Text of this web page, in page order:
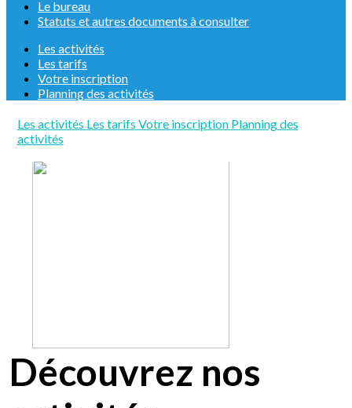
Le bureau
Statuts et autres documents à consulter
Les activités
Les tarifs
Votre inscription
Planning des activités
Les activités Les tarifs Votre inscription Planning des
activités
Découvrez nos